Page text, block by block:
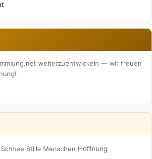
weiterzuentwickeln — wir freuen
Schnee Stille Menschen Hoffnung